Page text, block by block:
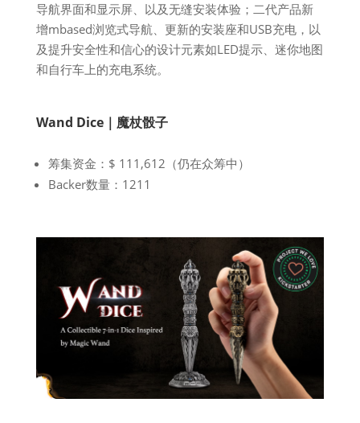
导航界面和显示屏、以及无缝安装体验；二代产品新
增mbased浏览式导航、更新的安装座和USB充电，以
及提升安全性和信心的设计元素如LED提示、迷你地图
和自行车上的充电系统。
Wand Dice｜魔杖骰子
筹集资金：$ 111,612（仍在众筹中）
Backer数量：1211